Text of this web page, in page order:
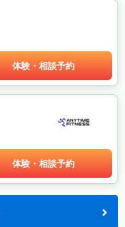
体験・相談予約
体験・相談予約